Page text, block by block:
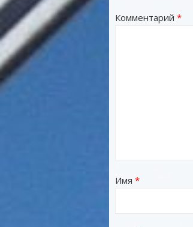
Комментарий *
Имя *